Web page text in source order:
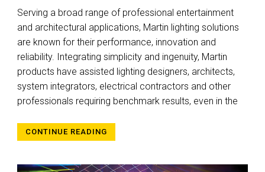
Serving a broad range of professional entertainment
and architectural applications, Martin lighting solutions
are known for their performance, innovation and
reliability. Integrating simplicity and ingenuity, Martin
products have assisted lighting designers, architects,
system integrators, electrical contractors and other
professionals requiring benchmark results, even in the
CONTINUE READING